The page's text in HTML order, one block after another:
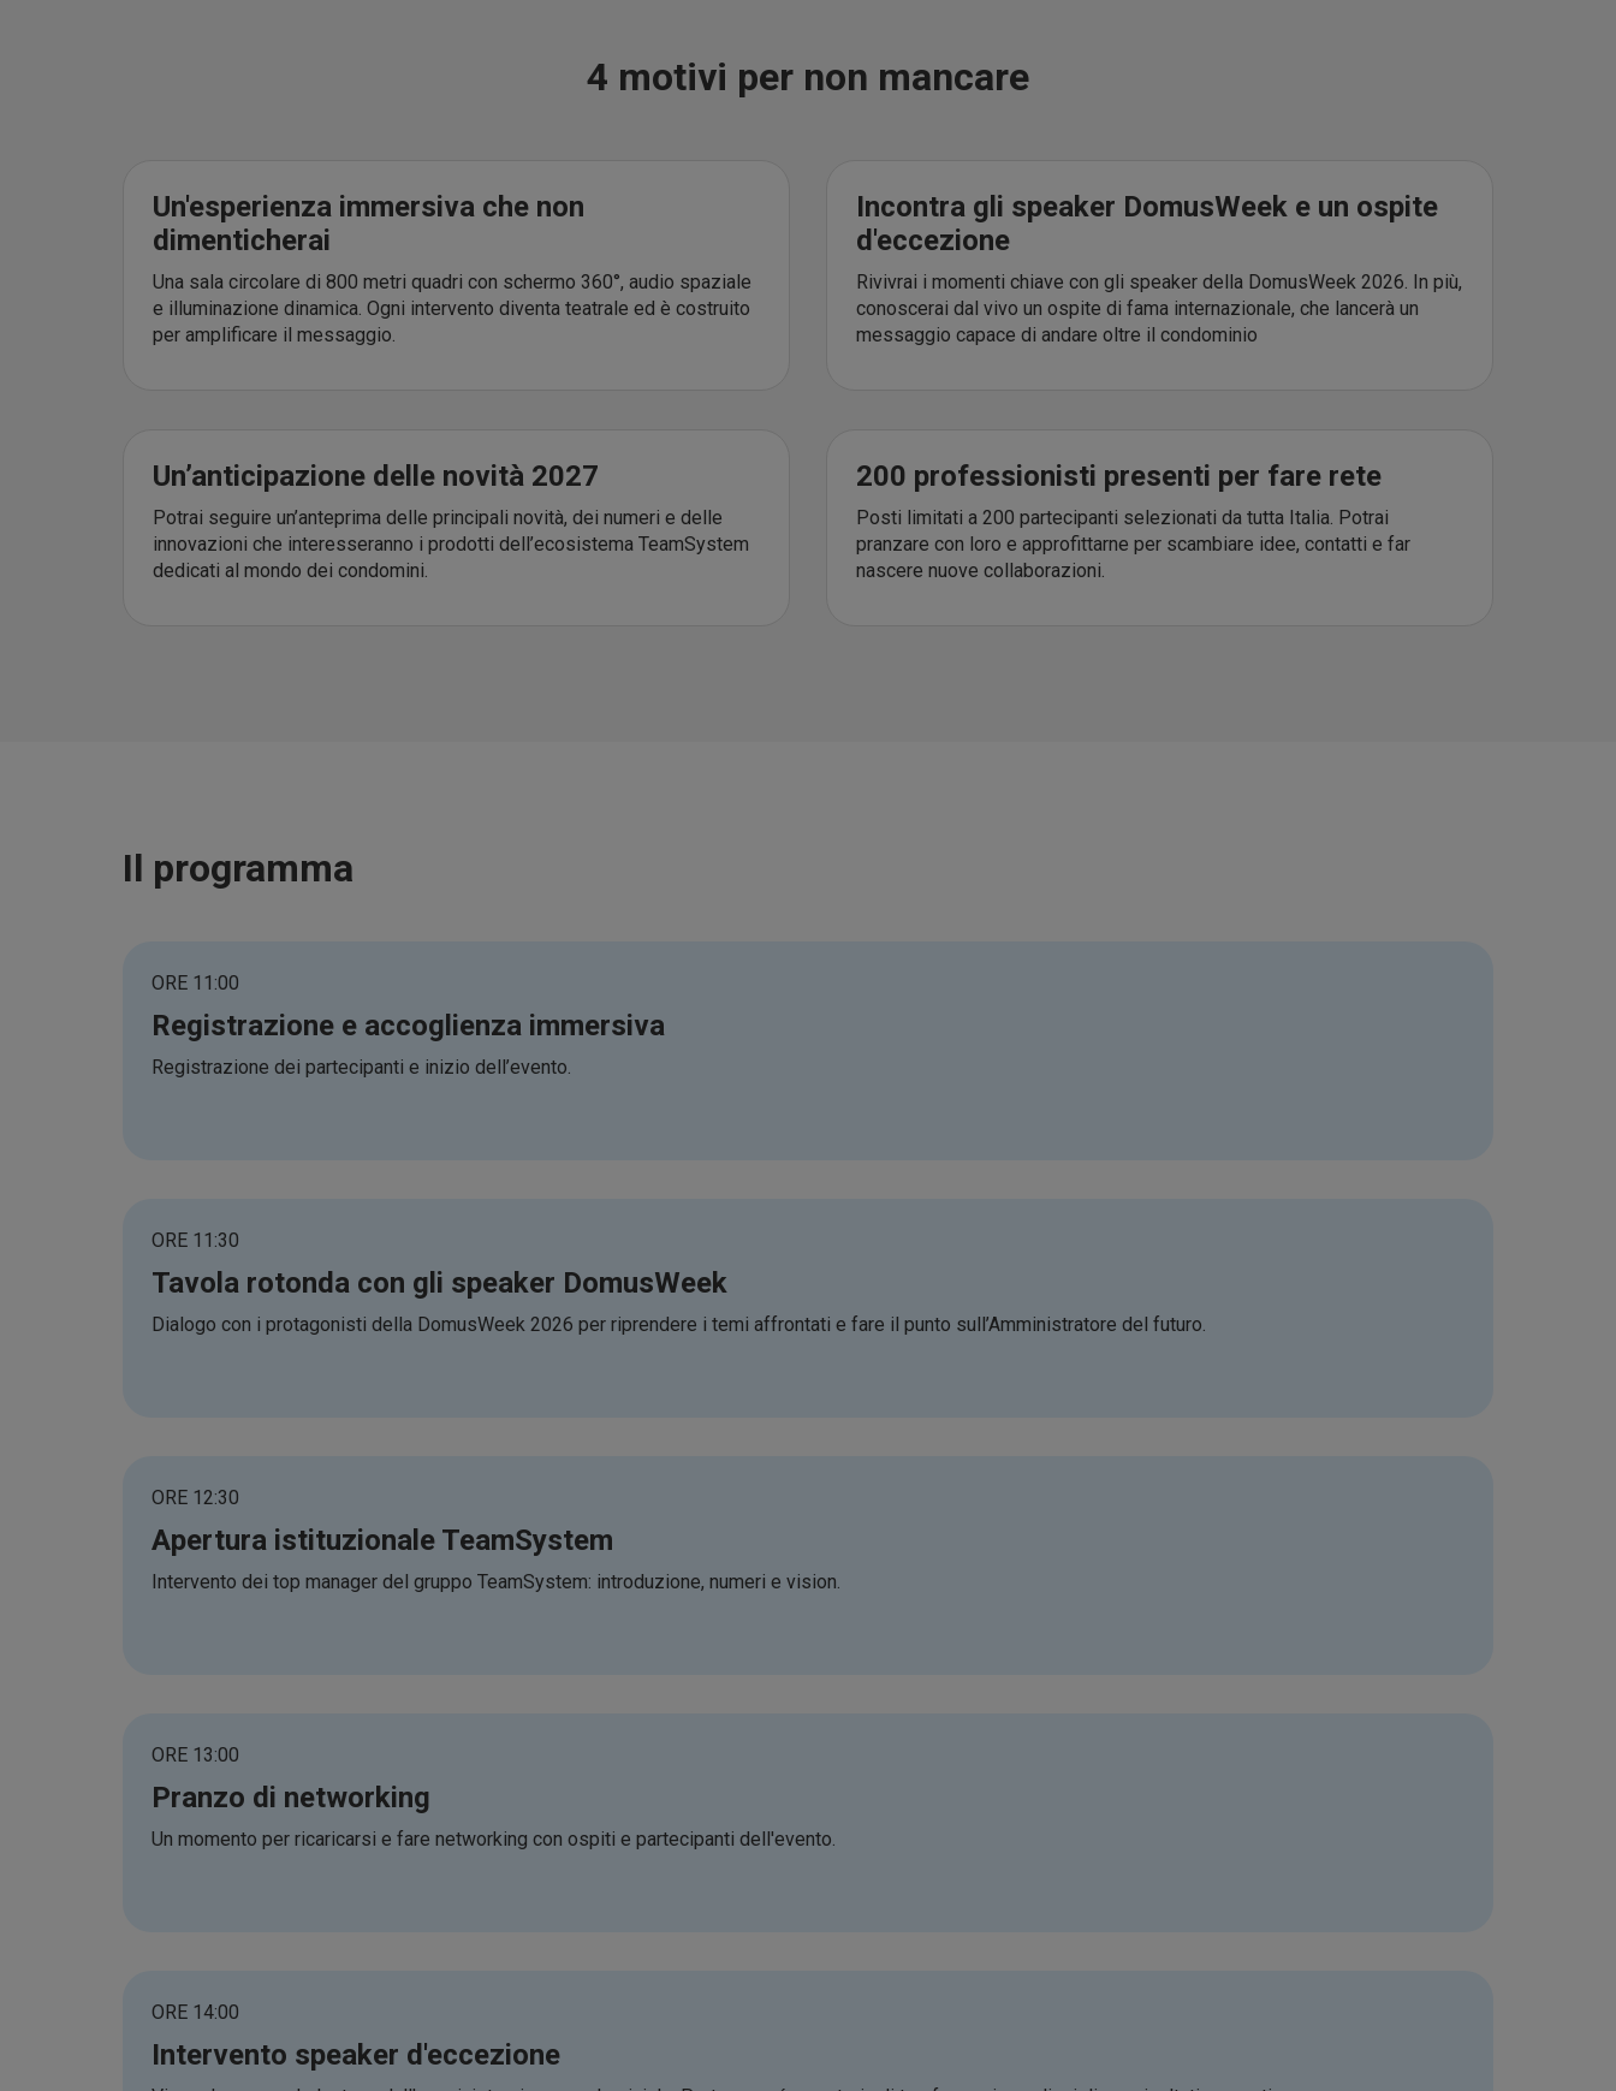
4 motivi per non mancare
Un'esperienza immersiva che non
dimenticherai
Una sala circolare di 800 metri quadri con schermo 360°, audio spaziale
e illuminazione dinamica. Ogni intervento diventa teatrale ed è costruito
per amplificare il messaggio.
Incontra gli speaker DomusWeek e un ospite
d'eccezione
Rivivrai i momenti chiave con gli speaker della DomusWeek 2026. In più,
conoscerai dal vivo un ospite di fama internazionale, che lancerà un
messaggio capace di andare oltre il condominio
Un’anticipazione delle novità 2027
Potrai seguire un’anteprima delle principali novità, dei numeri e delle
innovazioni che interesseranno i prodotti dell’ecosistema TeamSystem
dedicati al mondo dei condomini.
200 professionisti presenti per fare rete
Posti limitati a 200 partecipanti selezionati da tutta Italia. Potrai
pranzare con loro e approfittarne per scambiare idee, contatti e far
nascere nuove collaborazioni.
Il programma
ORE 11:00
Registrazione e accoglienza immersiva
Registrazione dei partecipanti e inizio dell’evento.
ORE 11:30
Tavola rotonda con gli speaker DomusWeek
Dialogo con i protagonisti della DomusWeek 2026 per riprendere i temi affrontati e fare il punto sull’Amministratore del futuro.
ORE 12:30
Apertura istituzionale TeamSystem
Intervento dei top manager del gruppo TeamSystem: introduzione, numeri e vision.
ORE 13:00
Pranzo di networking
Un momento per ricaricarsi e fare networking con ospiti e partecipanti dell'evento.
ORE 14:00
Intervento speaker d'eccezione